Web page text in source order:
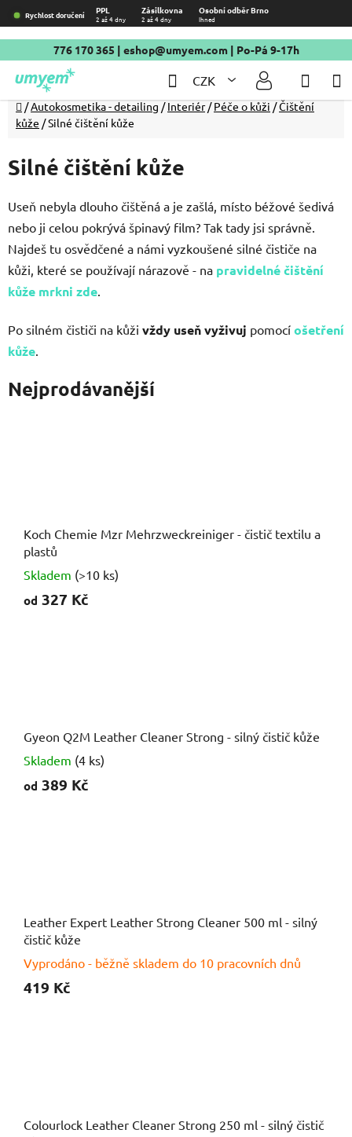
Přejít
na
obsah
Rychlost doručení PPL Zásilkovna Osobní odběr Brno
2 až 4 dny 2 až 4 dny Ihned
776 170 365 | eshop@umyem.com| Po-Pá 9-17h
CZK
Hledat
Domů
/Autokosmetika - detailing / Interiér / Péče o kůži /Čištění
kůže /Silné čištění kůže
Silné čištění kůže
Useň nebyla dlouho čištěná a je zašlá, místo béžové šedivá
nebo ji celou pokrývá špinavý film? Tak tady jsi správně.
Najdeš tu osvědčené a námi vyzkoušené silné čističe na
kůži, které se používají nárazově - na pravidelné čištění
kůže mrkni zde
Po silném čističi na kůži vždy useň vyživuj pomocí ošetření
kůže
Nejprodávanější
Koch Chemie Mzr Mehrzweckreiniger - čistič textilu a
plastů
Skladem (>10 ks)
od 327 Kč
Gyeon Q2M Leather Cleaner Strong - silný čistič kůže
Skladem (4 ks)
od 389 Kč
Leather Expert Leather Strong Cleaner 500 ml - silný
čistič kůže
Vyprodáno - běžně skladem do 10 pracovních dnů
419 Kč
Colourlock Leather Cleaner Strong 250 ml - silný čistič